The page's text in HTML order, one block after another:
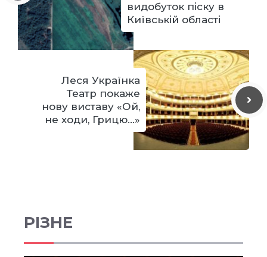
видобуток піску в
Київській області
Леся Українка
Театр покаже
нову виставу «Ой,
не ходи, Грицю…»
РІЗНЕ